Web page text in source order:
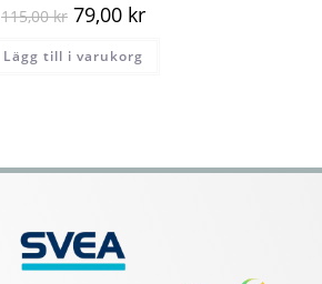
115,00kr 79,00 kr
Lägg till i varukorg